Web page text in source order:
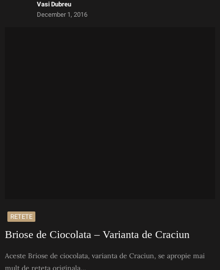
Vasi Dubreu
December 1, 2016
RETETE
Briose de Ciocolata – Varianta de Craciun
Aceste Briose de ciocolata, varianta de Craciun, se apropie mai
mult de reteta originala…